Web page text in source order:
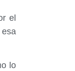
el
lo